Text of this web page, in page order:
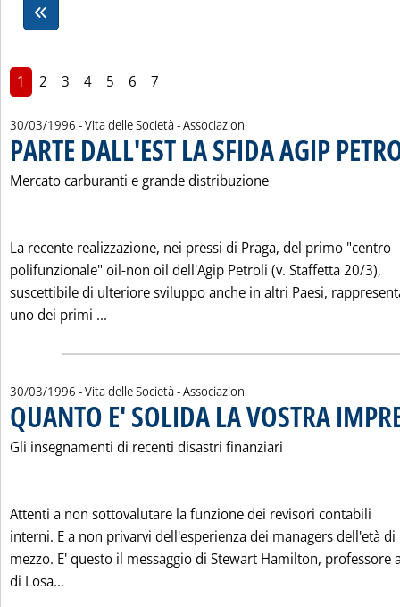
1 2 3 4 5 6 7
30/03/1996 - Vita delle Società - Associazioni
PARTE DALL'EST LA SFIDA AGIP
Mercato carburanti e grande distribuzione
La recente realizzazione, nei pressi di Praga, del primo "centro
polifunzionale" oil-non oil dell'Agip Petroli (v. Staffetta 20/3),
suscettibile di ulteriore sviluppo anche in altri Paesi,
uno dei primi ...
30/03/1996 - Vita delle Società - Associazioni
QUANTO E' SOLIDA LA VOSTRA
Gli insegnamenti di recenti disastri finanziari
Attenti a non sottovalutare la funzione dei revisori contabili
interni. E a non privarvi dell'esperienza dei managers dell'età di
mezzo. E' questo il messaggio di Stewart Hamilton, professore
di Losa...